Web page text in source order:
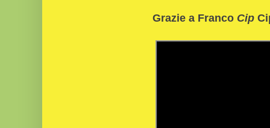
Grazie a Franco Cip